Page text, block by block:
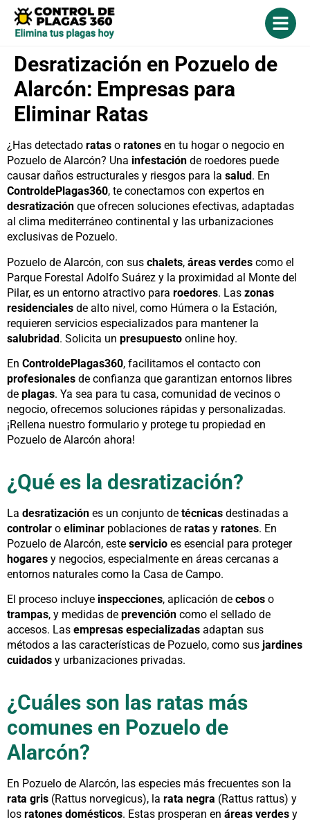
Desratización en Pozuelo de
Alarcón: Empresas para
Eliminar Ratas
¿Has detectado ratas o ratones en tu hogar o negocio en
Pozuelo de Alarcón? Una infestación de roedores puede
causar daños estructurales y riesgos para la salud . En
ControldePlagas360, te conectamos con expertos en
desratización que ofrecen soluciones efectivas, adaptadas
al clima mediterráneo continental y las urbanizaciones
exclusivas de Pozuelo.
Pozuelo de Alarcón, con sus chalets, áreas verdes como el
Parque Forestal Adolfo Suárez y la proximidad al Monte del
Pilar, es un entorno atractivo para roedores. Las zonas
residenciales de alto nivel, como Húmera o la Estación,
requieren servicios especializados para mantener la
salubridad. Solicita un presupuesto online hoy.
En ControldePlagas360, facilitamos el contacto con
profesionales de confianza que garantizan entornos libres
de plagas. Ya sea para tu casa, comunidad de vecinos o
negocio, ofrecemos soluciones rápidas y personalizadas.
¡Rellena nuestro formulario y protege tu propiedad en
Pozuelo de Alarcón ahora!
¿Qué es la desratización?
La desratización es un conjunto de técnicas destinadas a
controlar o eliminar poblaciones de ratas y ratones. En
Pozuelo de Alarcón, este servicio es esencial para proteger
hogares y negocios, especialmente en áreas cercanas a
entornos naturales como la Casa de Campo.
El proceso incluye inspecciones, aplicación de cebos o
trampas, y medidas de prevención como el sellado de
accesos. Las empresas especializadas adaptan sus
métodos a las características de Pozuelo, como sus jardines
cuidados y urbanizaciones privadas.
¿Cuáles son las ratas más
comunes en Pozuelo de
Alarcón?
En Pozuelo de Alarcón, las especies más frecuentes son la
rata gris (Rattus norvegicus), la rata negra (Rattus rattus) y
los ratones domésticos. Estas prosperan en áreas verdes y